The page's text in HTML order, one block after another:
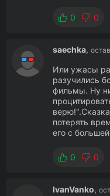
0 0
saechka,
Или ужасы
разучились
фильмы. Ну
потерять
его с
0 0
IvanVanko,